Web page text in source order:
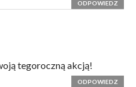
ODPOWIEDZ
tegoroczną akcją!
ODPOWIEDZ